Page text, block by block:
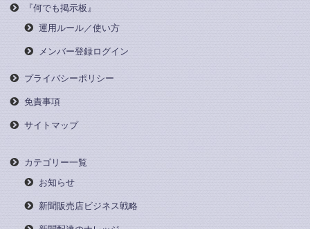
『何でも掲示板』
運用ルール／使い方
メンバー登録ログイン
プライバシーポリシー
免責事項
サイトマップ
カテゴリー一覧
お知らせ
新聞販売店ビジネス戦略